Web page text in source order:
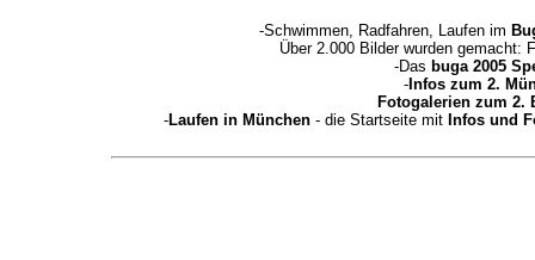
-Schwimmen, Radfahren, Laufen im
Über 2.000 Bilder wurden gemacht:
-Das buga 2005
- Infos zum 2.
Fotogalerien zum 2.
-Laufen in München- die Startseite mit Infos und